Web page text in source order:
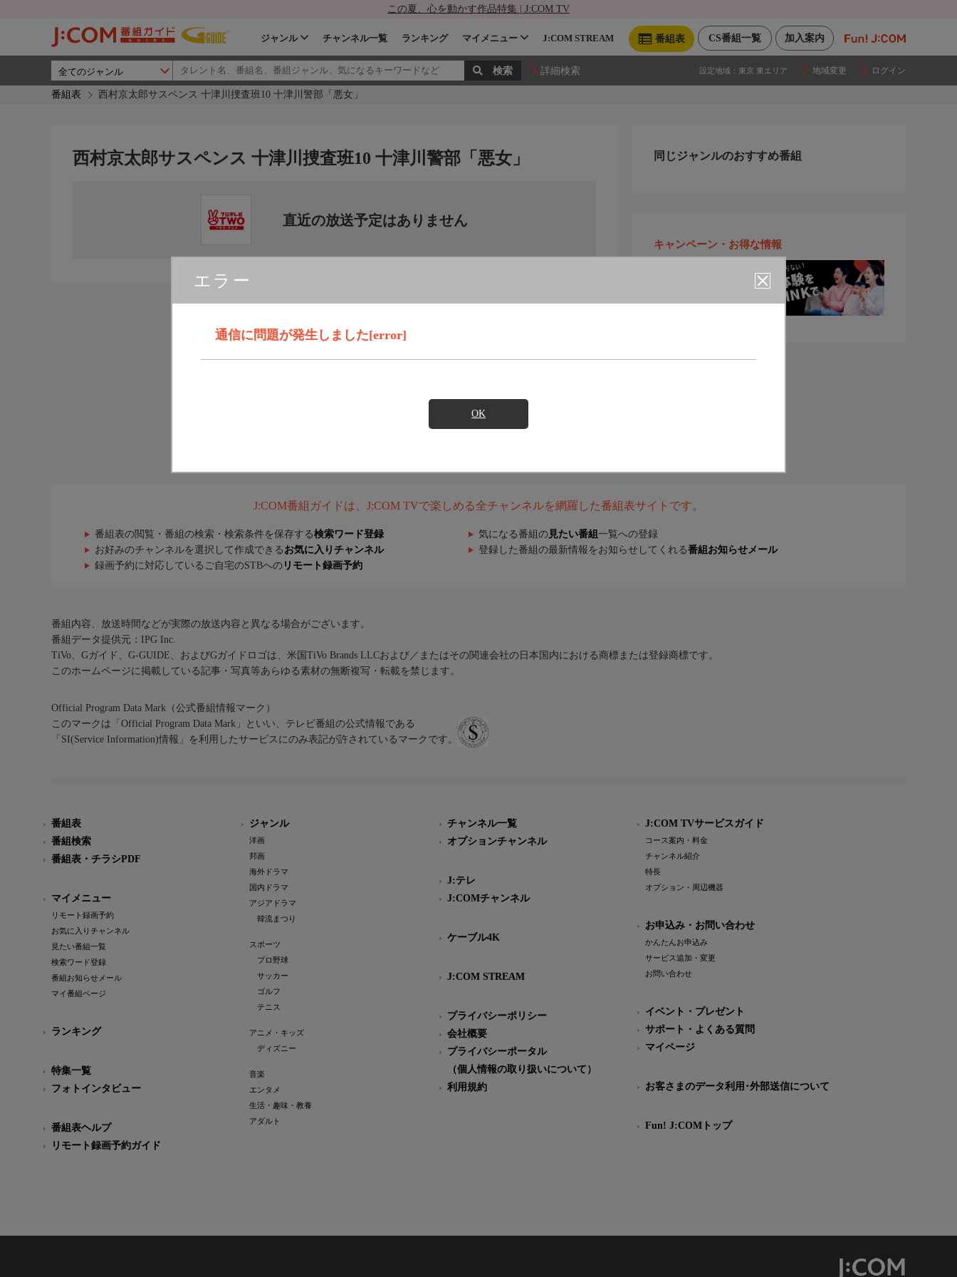
この夏、心を動かす作品特集 | J:COM TV
加入案内
CS番組一覧
番組表
ジャンル チャンネル一覧 ランキング マイメニュー J:COM STREAM
詳細検索 設定地域： 東京 東エリア 地域変更 ログイン
番組表 西村京太郎サスペンス 十津川捜査班10 十津川警部「悪女」
エラー
通信に問題が発生しました[error]
OK
西村京太郎サスペンス 十津川捜査班10 十津川警部「悪女」
直近の放送予定はありません
同じジャンルのおすすめ番組
キャンペーン・お得な情報
J:COM番組ガイドは、J:COM TVで楽しめる全チャンネルを網羅した番組表サイトです。
番組表の閲覧・番組の検索・検索条件を保存する検索ワード登録 気になる番組の 見たい番組 一覧への登録
お好みのチャンネルを選択して作成できる お気に入りチャンネル 登録した番組の最新情報をお知らせしてくれる番組お知らせメール
録画予約に対応しているご自宅のSTBへの リモート録画予約
番組内容、放送時間などが実際の放送内容と異なる場合がございます。
番組データ提供元：IPG Inc.
TiVo、Gガイド、G-GUIDE、およびGガイドロゴは、米国TiVo Brands LLCおよび／またはその関連会社の日本国内における商標または登録商標です。
このホームページに掲載している記事・写真等あらゆる素材の無断複写・転載を禁じます。
Official Program Data Mark（公式番組情報マーク）
このマークは「Official Program Data Mark」といい、テレビ番組の公式情報である
「SI(Service Information)情報」を利用したサービスにのみ表記が許されているマークです。
番組表
番組検索
番組表・チラシPDF
マイメニュー
リモート録画予約
お気に入りチャンネル
見たい番組一覧
検索ワード登録
番組お知らせメール
マイ番組ページ
ランキング
特集一覧
フォトインタビュー
番組表ヘルプ
リモート録画予約ガイド
ジャンル
洋画
邦画
海外ドラマ
国内ドラマ
アジアドラマ
韓流まつり
スポーツ
プロ野球
サッカー
ゴルフ
テニス
アニメ・キッズ
ディズニー
音楽
エンタメ
生活・趣味・教養
アダルト
チャンネル一覧
オプションチャンネル
J:テレ
J:COMチャンネル
ケーブル4K
J:COM STREAM
プライバシーポリシー
会社概要
プライバシーポータル
（個人情報の取り扱いについて）
利用規約
J:COM TVサービスガイド
コース案内・料金
チャンネル紹介
特長
オプション・周辺機器
お申込み・お問い合わせ
かんたんお申込み
サービス追加・変更
お問い合わせ
イベント・プレゼント
サポート・よくある質問
マイページ
お客さまのデータ利用･外部送信について
Fun! J:COMトップ